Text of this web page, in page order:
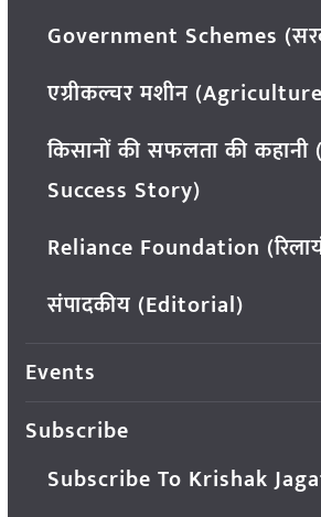
Government Schemes
एग्रीकल्चर मशीन
किसानों की सफलता की
Success Story)
Reliance Foundation
संपादकीय (Editorial)
Events
Subscribe
Subscribe To Krishak